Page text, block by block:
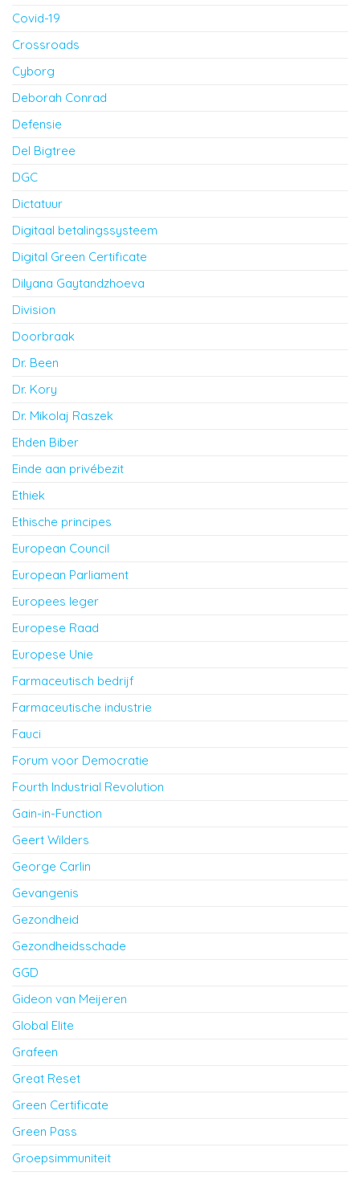
Covid-19
Crossroads
Cyborg
Deborah Conrad
Defensie
Del Bigtree
DGC
Dictatuur
Digitaal betalingssysteem
Digital Green Certificate
Dilyana Gaytandzhoeva
Division
Doorbraak
Dr. Been
Dr. Kory
Dr. Mikolaj Raszek
Ehden Biber
Einde aan privébezit
Ethiek
Ethische principes
European Council
European Parliament
Europees leger
Europese Raad
Europese Unie
Farmaceutisch bedrijf
Farmaceutische industrie
Fauci
Forum voor Democratie
Fourth Industrial Revolution
Gain-in-Function
Geert Wilders
George Carlin
Gevangenis
Gezondheid
Gezondheidsschade
GGD
Gideon van Meijeren
Global Elite
Grafeen
Great Reset
Green Certificate
Green Pass
Groepsimmuniteit